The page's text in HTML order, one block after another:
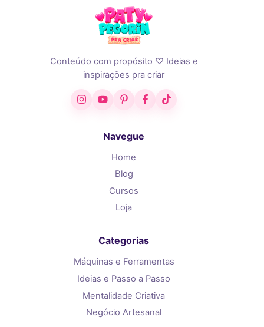
Conteúdo com propósito ♡ Ideias e
inspirações pra criar
InstagramYouTubePinterestFacebook
TikTok
Navegue
Home
Blog
Cursos
Loja
Categorias
Máquinas e Ferramentas
Ideias e Passo a Passo
Mentalidade Criativa
Negócio Artesanal